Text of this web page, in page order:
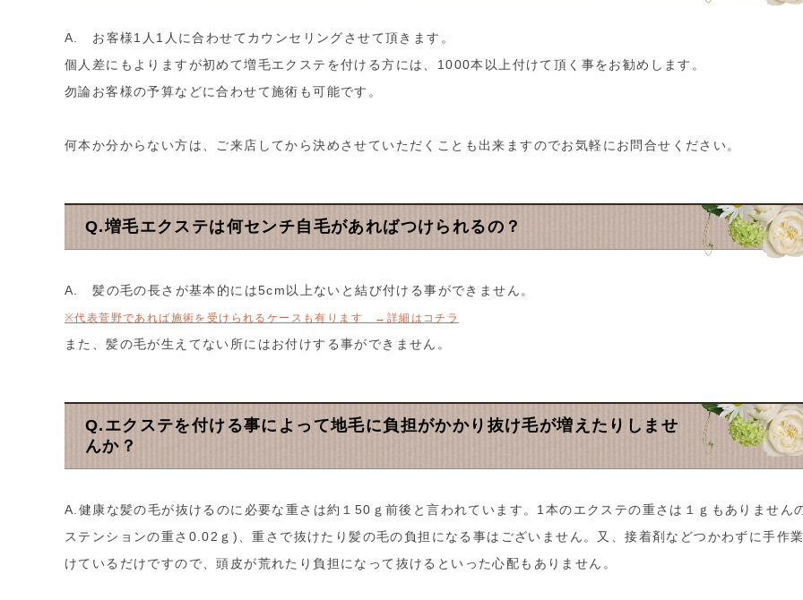
A. お客様1人1人に合わせてカウンセリングさせて頂きます。
個人差にもよりますが初めて増毛エクステを付ける方には、1000本以上付けて頂く事をお勧めします。
勿論お客様の予算などに合わせて施術も可能です。
何本か分からない方は、ご来店してから決めさせていただくことも出来ますのでお気軽にお問合せください。
Q.増毛エクステは何センチ自毛があればつけられるの？
A. 髪の毛の長さが基本的には5cm以上ないと結び付ける事ができません。
※代表菅野であれば施術を受けられるケースも有ります →詳細はコチラ
また、髪の毛が生えてない所にはお付けする事ができません。
Q.エクステを付ける事によって地毛に負担がかかり抜け毛が増えたりしませ
んか？
A.健康な髪の毛が抜けるのに必要な重さは約１50ｇ前後と言われています。1本のエクステの重さは１ｇもありません
ステンションの重さ0.02ｇ)、重さで抜けたり髪の毛の負担になる事はございません。又、接着剤などつかわずに手作
けているだけですので、頭皮が荒れたり負担になって抜けるといった心配もありません。